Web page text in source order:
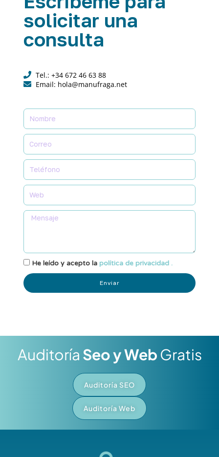
solicitar una
consulta
Tel.: +34 672 46 63 88
Email: hola@manufraga.net
He leído y acepto la política de privacidad .
Enviar
Auditoría Seo y Web Gratis
Auditoría SEO
Auditoría Web